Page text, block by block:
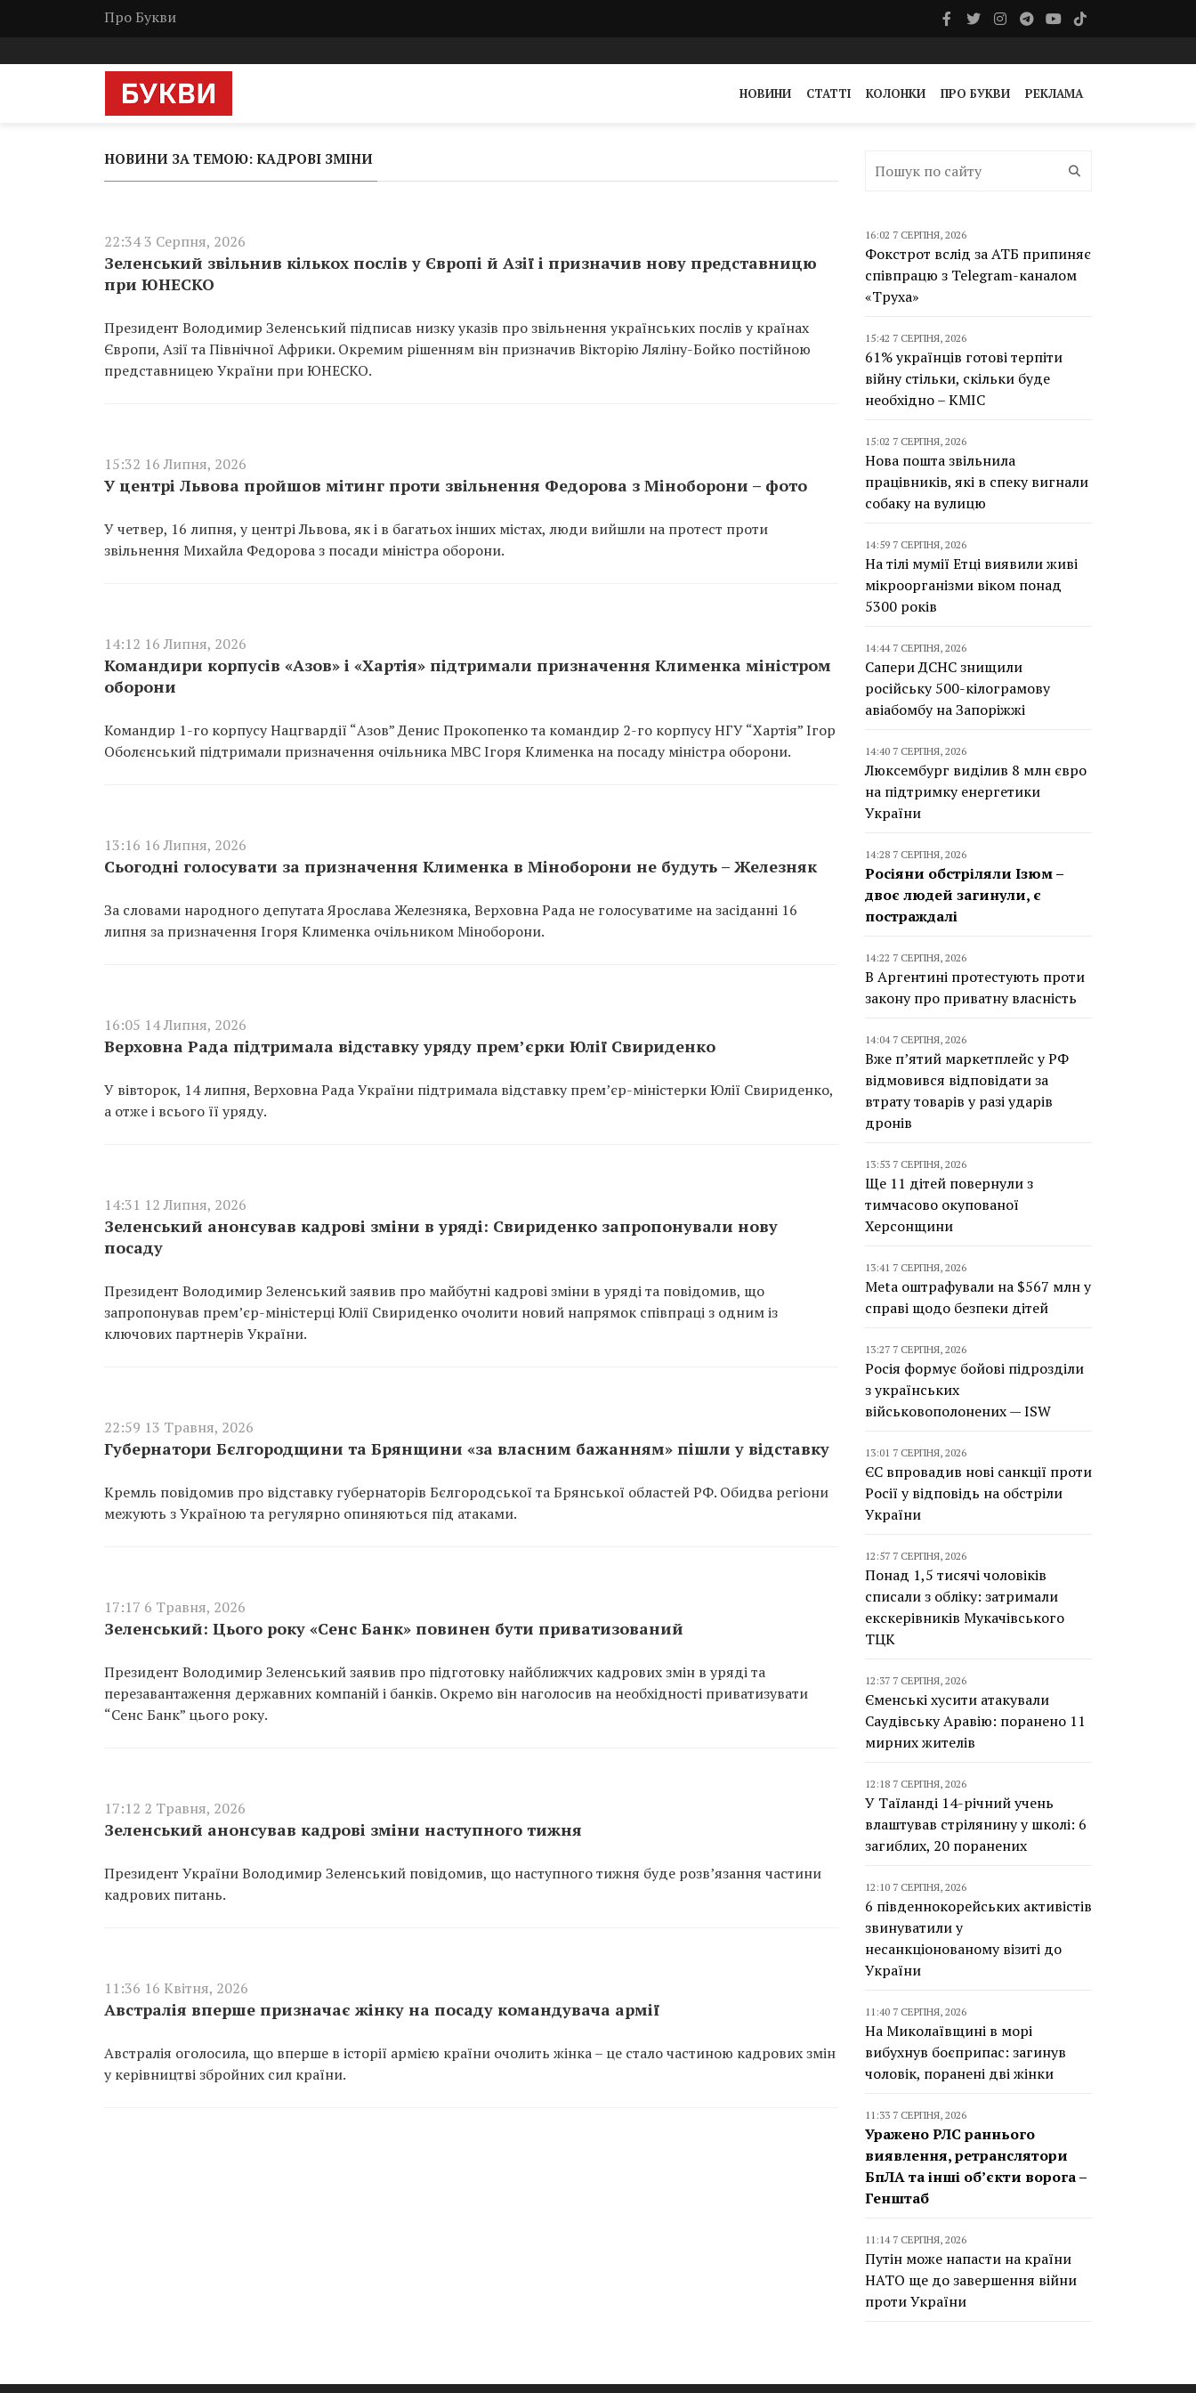
Про Букви
НОВИНИ СТАТТІ КОЛОНКИ ПРО БУКВИ РЕКЛАМА
НОВИНИ ЗА ТЕМОЮ: КАДРОВІ ЗМІНИ
22:34 3 Серпня, 2026
Зеленський звільнив кількох послів у Європі й Азії і призначив нову представницю
при ЮНЕСКО
Президент Володимир Зеленський підписав низку указів про звільнення українських послів у країнах
Європи, Азії та Північної Африки. Окремим рішенням він призначив Вікторію Ляліну-Бойко постійною
представницею України при ЮНЕСКО.
15:32 16 Липня, 2026
У центрі Львова пройшов мітинг проти звільнення Федорова з Міноборони – фото
У четвер, 16 липня, у центрі Львова, як і в багатьох інших містах, люди вийшли на протест проти
звільнення Михайла Федорова з посади міністра оборони.
14:12 16 Липня, 2026
Командири корпусів «Азов» і «Хартія» підтримали призначення Клименка міністром
оборони
Командир 1-го корпусу Нацгвардії “Азов” Денис Прокопенко та командир 2-го корпусу НГУ “Хартія” Ігор
Оболєнський підтримали призначення очільника МВС Ігоря Клименка на посаду міністра оборони.
13:16 16 Липня, 2026
Сьогодні голосувати за призначення Клименка в Міноборони не будуть – Железняк
За словами народного депутата Ярослава Железняка, Верховна Рада не голосуватиме на засіданні 16
липня за призначення Ігоря Клименка очільником Міноборони.
16:05 14 Липня, 2026
Верховна Рада підтримала відставку уряду прем’єрки Юлії Свириденко
У вівторок, 14 липня, Верховна Рада України підтримала відставку премʼєр-міністерки Юлії Свириденко,
а отже і всього її уряду.
14:31 12 Липня, 2026
Зеленський анонсував кадрові зміни в уряді: Свириденко запропонували нову
посаду
Президент Володимир Зеленський заявив про майбутні кадрові зміни в уряді та повідомив, що
запропонував прем’єр-міністерці Юлії Свириденко очолити новий напрямок співпраці з одним із
ключових партнерів України.
22:59 13 Травня, 2026
Губернатори Бєлгородщини та Брянщини «за власним бажанням» пішли у відставку
Кремль повідомив про відставку губернаторів Бєлгородської та Брянської областей РФ. Обидва регіони
межують з Україною та регулярно опиняються під атаками.
17:17 6 Травня, 2026
Зеленський: Цього року «Сенс Банк» повинен бути приватизований
Президент Володимир Зеленський заявив про підготовку найближчих кадрових змін в уряді та
перезавантаження державних компаній і банків. Окремо він наголосив на необхідності приватизувати
“Сенс Банк” цього року.
17:12 2 Травня, 2026
Зеленський анонсував кадрові зміни наступного тижня
Президент України Володимир Зеленський повідомив, що наступного тижня буде розв’язання частини
кадрових питань.
11:36 16 Квітня, 2026
Австралія вперше призначає жінку на посаду командувача армії
Австралія оголосила, що вперше в історії армією країни очолить жінка – це стало частиною кадрових змін
у керівництві збройних сил країни.
16:02 7 СЕРПНЯ, 2026
Фокстрот вслід за АТБ припиняє
співпрацю з Telegram-каналом
«Труха»
15:42 7 СЕРПНЯ, 2026
61% українців готові терпіти
війну стільки, скільки буде
необхідно – КМІС
15:02 7 СЕРПНЯ, 2026
Нова пошта звільнила
працівників, які в спеку вигнали
собаку на вулицю
14:59 7 СЕРПНЯ, 2026
На тілі мумії Етці виявили живі
мікроорганізми віком понад
5300 років
14:44 7 СЕРПНЯ, 2026
Сапери ДСНС знищили
російську 500-кілограмову
авіабомбу на Запоріжжі
14:40 7 СЕРПНЯ, 2026
Люксембург виділив 8 млн євро
на підтримку енергетики
України
14:28 7 СЕРПНЯ, 2026
Росіяни обстріляли Ізюм –
двоє людей загинули, є
постраждалі
14:22 7 СЕРПНЯ, 2026
В Аргентині протестують проти
закону про приватну власність
14:04 7 СЕРПНЯ, 2026
Вже п’ятий маркетплейс у РФ
відмовився відповідати за
втрату товарів у разі ударів
дронів
13:53 7 СЕРПНЯ, 2026
Ще 11 дітей повернули з
тимчасово окупованої
Херсонщини
13:41 7 СЕРПНЯ, 2026
Meta оштрафували на $567 млн у
справі щодо безпеки дітей
13:27 7 СЕРПНЯ, 2026
Росія формує бойові підрозділи
з українських
військовополонених — ISW
13:01 7 СЕРПНЯ, 2026
ЄС впровадив нові санкції проти
Росії у відповідь на обстріли
України
12:57 7 СЕРПНЯ, 2026
Понад 1,5 тисячі чоловіків
списали з обліку: затримали
екскерівників Мукачівського
ТЦК
12:37 7 СЕРПНЯ, 2026
Єменські хусити атакували
Саудівську Аравію: поранено 11
мирних жителів
12:18 7 СЕРПНЯ, 2026
У Таїланді 14-річний учень
влаштував стрілянину у школі: 6
загиблих, 20 поранених
12:10 7 СЕРПНЯ, 2026
6 південнокорейських активістів
звинуватили у
несанкціонованому візиті до
України
11:40 7 СЕРПНЯ, 2026
На Миколаївщині в морі
вибухнув боєприпас: загинув
чоловік, поранені дві жінки
11:33 7 СЕРПНЯ, 2026
Уражено РЛС раннього
виявлення, ретранслятори
БпЛА та інші об’єкти ворога –
Генштаб
11:14 7 СЕРПНЯ, 2026
Путін може напасти на країни
НАТО ще до завершення війни
проти України